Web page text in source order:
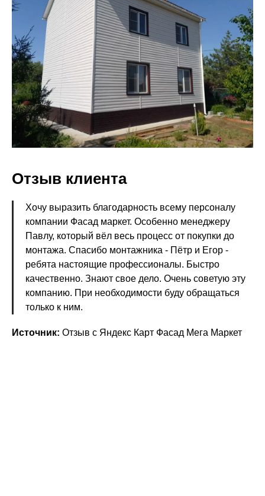
Отзыв клиента
Хочу выразить благодарность всему персоналу
компании Фасад маркет. Особенно менеджеру
Павлу, который вёл весь процесс от покупки до
монтажа. Спасибо монтажника - Пётр и Егор -
ребята настоящие профессионалы. Быстро
качественно. Знают свое дело. Очень советую эту
компанию. При необходимости буду обращаться
только к ним.
Источник: Отзыв с Яндекс Карт Фасад Мега Маркет